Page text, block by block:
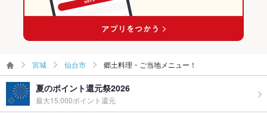
宮城 仙台市 郷土料理・ご当地メニュー！
夏のポイント還元祭2026
最大15,000ポイント還元